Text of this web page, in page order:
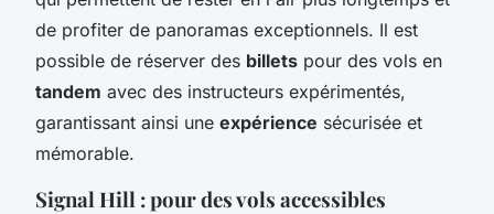
de profiter de panoramas exceptionnels. Il est
possible de réserver des billets pour des vols en
tandem avec des instructeurs expérimentés,
garantissant ainsi une expérience sécurisée et
mémorable.
Signal Hill : pour des vols accessibles